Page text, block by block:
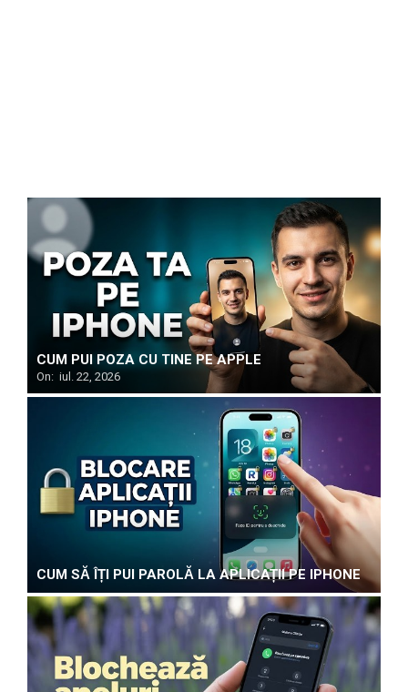
CUM PUI POZA CU TINE PE APPLE
On: iul. 22, 2026
CUM SĂ ÎȚI PUI PAROLĂ LA APLICAȚII PE IPHONE